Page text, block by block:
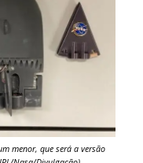
menor, que será a versão